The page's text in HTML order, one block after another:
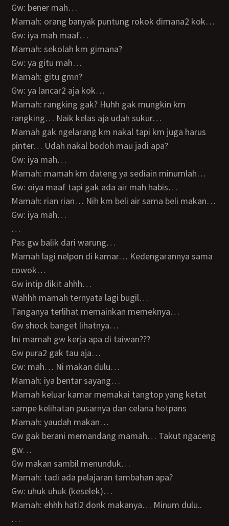
Gw: bener mah…
Mamah: orang banyak puntung rokok dimana2 kok…
Gw: iya mah maaf…
Mamah: sekolah km gimana?
Gw: ya gitu mah…
Mamah: gitu gmn?
Gw: ya lancar2 aja kok…
Mamah: rangking gak? Huhh gak mungkin km
rangking… Naik kelas aja udah sukur…
Mamah gak ngelarang km nakal tapi km juga harus
pinter… Udah nakal bodoh mau jadi apa?
Gw: iya mah…
Mamah: mamah km dateng ya sediain minumlah…
Gw: oiya maaf tapi gak ada air mah habis…
Mamah: rian rian… Nih km beli air sama beli makan…
Gw: iya mah…
…
Pas gw balik dari warung…
Mamah lagi nelpon di kamar… Kedengarannya sama
cowok…
Gw intip dikit ahhh…
Wahhh mamah ternyata lagi bugil…
Tanganya terlihat memainkan memeknya…
Gw shock banget lihatnya…
Ini mamah gw kerja apa di taiwan???
Gw pura2 gak tau aja…
Gw: mah… Ni makan dulu…
Mamah: iya bentar sayang…
Mamah keluar kamar memakai tangtop yang ketat
sampe kelihatan pusarnya dan celana hotpans
Mamah: yaudah makan…
Gw gak berani memandang mamah… Takut ngaceng
gw…
Gw makan sambil menunduk…
Mamah: tadi ada pelajaran tambahan apa?
Gw: uhuk uhuk (keselek)…
Mamah: ehhh hati2 donk makanya… Minum dulu..
…